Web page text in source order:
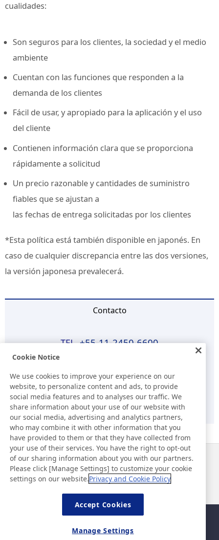
cualidades:
Son seguros para los clientes, la sociedad y el medio
ambiente
Cuentan con las funciones que responden a la
demanda de los clientes
Fácil de usar, y apropiado para la aplicación y el uso
del cliente
Contienen información clara que se proporciona
rápidamente a solicitud
Un precio razonable y cantidades de suministro
fiables que se ajustan a
las fechas de entrega solicitadas por los clientes
*Esta política está también disponible en japonés. En
caso de cualquier discrepancia entre las dos versiones,
la versión japonesa prevalecerá.
Contacto
+55-11-2450-6600
8:00-17:00 (excepto sábados, domingos y fiestas nacionales)
E-mail
Noticias
Contacto
Preguntas frecuentes
Política de privacidad
Política de seguridad de la
Cookie Notice
We use cookies to improve your experience on our
website, to personalize content and ads, to provide
social media features and to analyses our traffic. We
share information about your use of our website with
our social media, advertising and analytics partners,
who may combine it with other information that you
have provided to them or that they have collected from
your use of their services. You have the right to opt-out
of our sharing information about you with our partners.
Please click [Manage Settings] to customize your cookie
settings on our website.Privacy and Cookie Policy
Accept Cookies
Manage Settings